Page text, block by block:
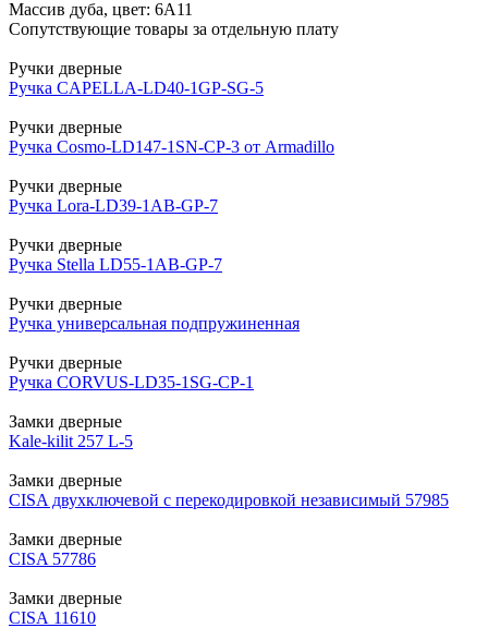
Массив дуба, цвет: 6А11
Сопутствующие товары за отдельную плату
Ручки дверные
Ручка CAPELLA-LD40-1GP-SG-5
Ручки дверные
Ручка Cosmo-LD147-1SN-CP-3 от Armadillo
Ручки дверные
Ручка Lora-LD39-1AB-GP-7
Ручки дверные
Ручка Stella LD55-1AB-GP-7
Ручки дверные
Ручка универсальная подпружиненная
Ручки дверные
Ручка CORVUS-LD35-1SG-CP-1
Замки дверные
Kale-kilit 257 L-5
Замки дверные
CISA двухключевой с перекодировкой независимый 57985
Замки дверные
CISA 57786
Замки дверные
CISA 11610